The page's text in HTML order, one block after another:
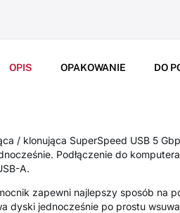
OPIS OPAKOWANIE DO
/ klonująca SuperSpeed USB 5
Podłączenie do
A.
zapewni najlepszy sposób na
dyski jednocześnie po prostu